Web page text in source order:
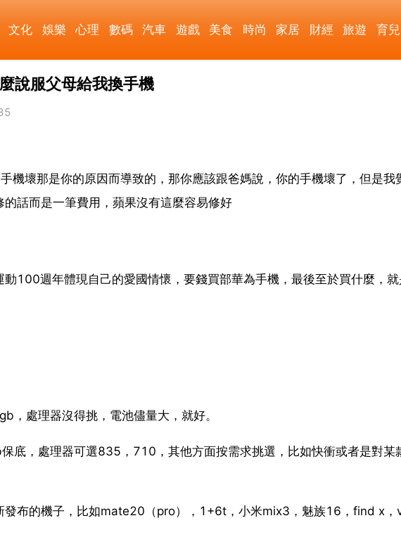
文化 娛樂 心理 數碼 汽車 遊戲 美食 時尚 家居 財經 旅遊 育兒
說服父母給我換手機
機壞那是你的原因而導致的，那你應該跟爸媽說，你的手機壞了，但是我
話而是一筆費用，蘋果沒有這麼容易修好
100週年體現自己的愛國情懷，要錢買部華為手機，最後至於買什麼，
，處理器沒得挑，電池儘量大，就好。
底，處理器可選835，710，其他方面按需求挑選，比如快衝或者是對某
發布的機子，比如mate20（pro），1+6t，小米mix3，魅族16，find x，